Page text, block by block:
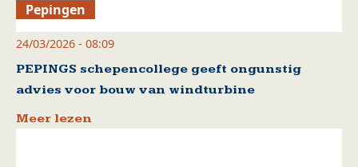
Pepingen
24/03/2026 - 08:09
PEPINGS schepencollege geeft ongunstig
advies voor bouw van windturbine
Meer lezen